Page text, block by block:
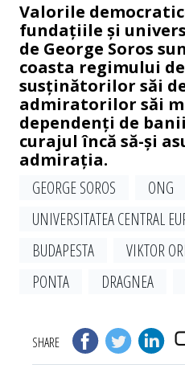
Valorile
fundațiile și
de George Soros
coasta regimului
susținătorilor săi
admiratorilor săi
dependenți de
curajul încă să-și
admirația.
GEORGE SO­ROS
ONG
UNIVERSITATEA CENTRAL
BUDAPESTA
VIKTOR
PONTA
DRAGNEA
SHARE